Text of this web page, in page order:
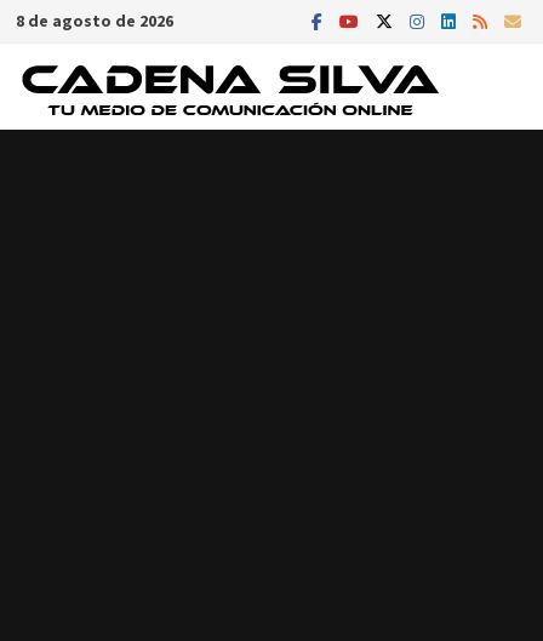
Saltar
contenido
8 de agosto de 2026